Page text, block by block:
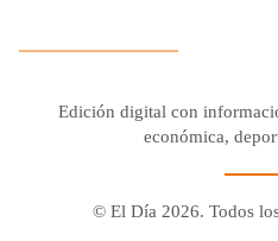
Edición digital con
económica,
© El Día 2026. Todos